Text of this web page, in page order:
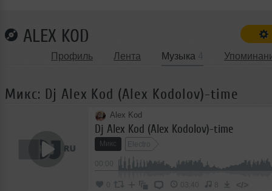
ALEX KOD
Профиль Лента Музыка
Микс: Dj Alex Kod (Alex Kodolov)-time
Alex Kod
Dj Alex Kod (Alex Kodolov)-time
Микс Electro
03:40 </>